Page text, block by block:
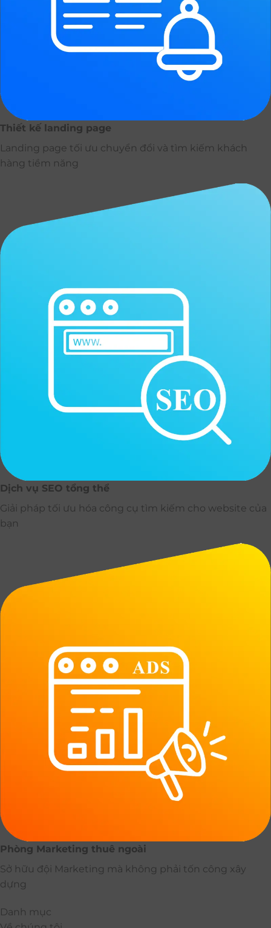
Thiết kế landing page
Landing page tối ưu chuyển đổi và tìm kiếm khách
hàng tiềm năng
Dịch vụ SEO tổng thể
Giải pháp tối ưu hóa công cụ tìm kiếm cho website của
bạn
Phòng Marketing thuê ngoài
Sở hữu đội Marketing mà không phải tốn công xây
dựng
Danh mục